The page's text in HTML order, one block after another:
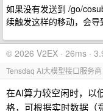
如果没有发送到 /go/
续触发这样的移动，会导
© 2026 V2EX · 26ms ·
Tensdaq AI大模型接口服务
在AI算力较空闲时，以
格，可根据实时数据（